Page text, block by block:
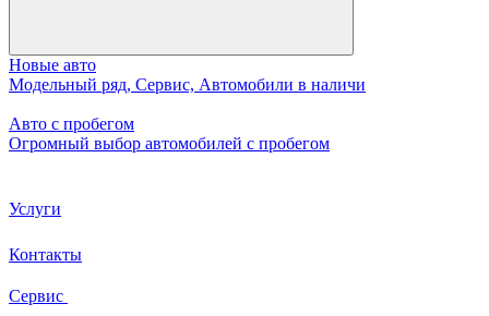
Новые авто
Модельный ряд, Сервис, Автомобили в наличи
Авто с пробегом
Огромный выбор автомобилей с пробегом
Услуги
Контакты
Сервис